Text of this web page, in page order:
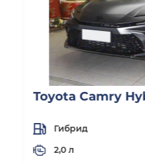
Toyota Camry
Гибрид
2,0 л